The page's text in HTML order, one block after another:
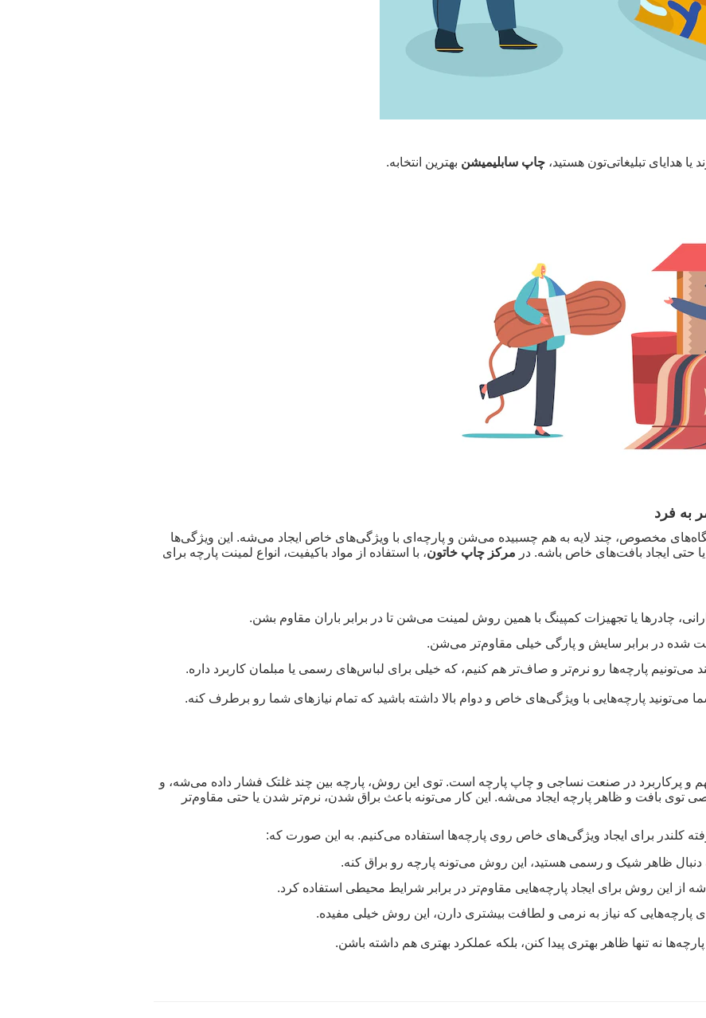
یا هدایای تبلیغاتی‌تون هستید،چاپ سابلیمیشن بهترین انتخابه.
به فرد
مخصوص، چند لایه به هم چسبیده می‌شن و پارچه‌ای با ویژگی‌های خاص ایجاد می‌شه. این ویژگی‌ها
ایجاد بافت‌های خاص باشه. در مرکز چاپ خاتون، با استفاده از مواد باکیفیت، انواع لمینت پارچه برای
چادرها یا تجهیزات کمپینگ با همین روش لمینت می‌شن تا در برابر باران مقاوم بشن.
شده در برابر سایش و پارگی خیلی مقاوم‌تر می‌شن.
می‌تونیم پارچه‌ها رو نرم‌تر و صاف‌تر هم کنیم، که خیلی برای لباس‌های رسمی یا مبلمان کاربرد داره.
می‌تونید پارچه‌هایی با ویژگی‌های خاص و دوام بالا داشته باشید که تمام نیازهای شما رو برطرف کنه.
و پرکاربرد در صنعت نساجی و چاپ پارچه است. توی این روش، پارچه بین چند غلتک فشار داده می‌شه، و
توی بافت و ظاهر پارچه ایجاد می‌شه. این کار می‌تونه باعث براق شدن، نرم‌تر شدن یا حتی مقاوم‌تر
کلندر برای ایجاد ویژگی‌های خاص روی پارچه‌ها استفاده می‌کنیم. به این صورت که:
دنبال ظاهر شیک و رسمی هستید، این روش می‌تونه پارچه رو براق کنه.
از این روش برای ایجاد پارچه‌هایی مقاوم‌تر در برابر شرایط محیطی استفاده کرد.
پارچه‌هایی که نیاز به نرمی و لطافت بیشتری دارن، این روش خیلی مفیده.
نه تنها ظاهر بهتری پیدا کنن، بلکه عملکرد بهتری هم داشته باشن.